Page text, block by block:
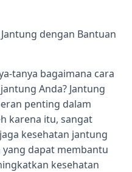
dengan Bantuan
tanya bagaimana cara
Anda? Jantung
penting dalam
karena itu, sangat
kesehatan jantung
yang dapat membantu
kesehatan